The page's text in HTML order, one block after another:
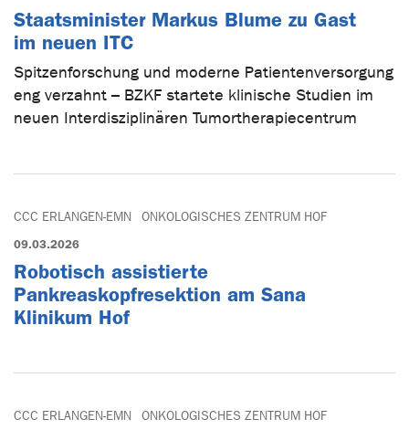
Staatsminister Markus Blume zu Gast
im neuen ITC
Spitzenforschung und moderne Patientenversorgung
eng verzahnt – BZKF startete klinische Studien im
neuen Interdisziplinären Tumortherapiecentrum
CCC ERLANGEN-EMN ONKOLOGISCHES ZENTRUM HOF
09.03.2026
Robotisch assistierte
Pankreaskopfresektion am Sana
Klinikum Hof
CCC ERLANGEN-EMN ONKOLOGISCHES ZENTRUM HOF